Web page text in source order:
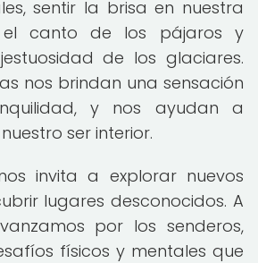
sentir la brisa en nuestra
el canto de los pájaros y
de los glaciares.
nos brindan una sensación
y nos ayudan a
ser interior.
invita a explorar nuevos
lugares desconocidos. A
por los senderos,
físicos y mentales que